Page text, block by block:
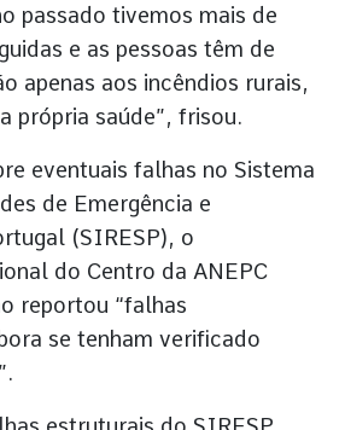
passado tivemos mais de
e as pessoas têm de
apenas aos incêndios rurais,
própria saúde”, frisou.
eventuais falhas no Sistema
de Emergência e
(SIRESP), o
do Centro da ANEPC
reportou “falhas
se tenham verificado